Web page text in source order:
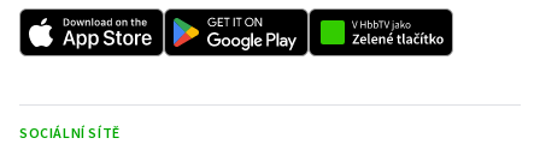
Short track
Stolní tenis
SOCIÁLNÍ SÍTĚ